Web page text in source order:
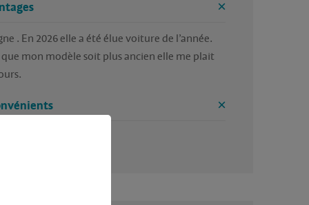
. En 2026 elle a été élue voiture de l’année.
que mon modèle soit plus ancien elle me plait